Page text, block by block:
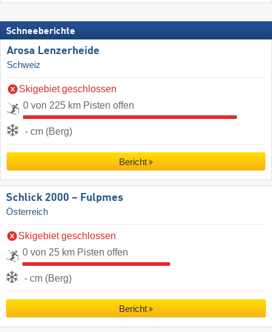
Schneeberichte
Arosa Lenzerheide
Schweiz
Skigebiet geschlossen
0 von 225 km Pisten offen
- cm (Berg)
Bericht
Schlick 2000 – Fulpmes
Österreich
Skigebiet geschlossen
0 von 25 km Pisten offen
- cm (Berg)
Bericht